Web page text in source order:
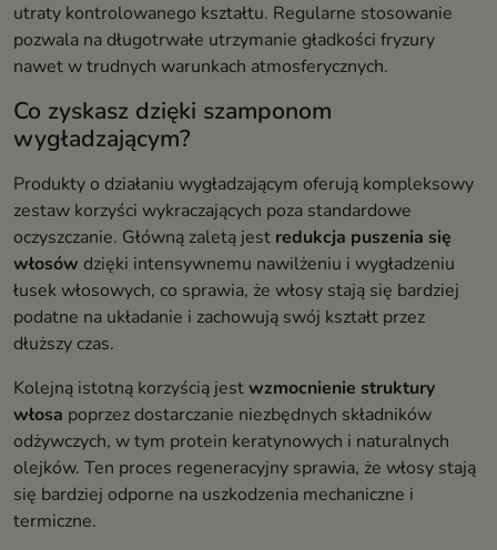
utraty kontrolowanego kształtu. Regularne stosowanie
pozwala na długotrwałe utrzymanie gładkości fryzury
nawet w trudnych warunkach atmosferycznych.
Co zyskasz dzięki szamponom
wygładzającym?
Produkty o działaniu wygładzającym oferują kompleksowy
zestaw korzyści wykraczających poza standardowe
oczyszczanie. Główną zaletą jest redukcja puszenia się
włosów dzięki intensywnemu nawilżeniu i wygładzeniu
łusek włosowych, co sprawia, że włosy stają się bardziej
podatne na układanie i zachowują swój kształt przez
dłuższy czas.
Kolejną istotną korzyścią jestwzmocnienie struktury
włosa poprzez dostarczanie niezbędnych składników
odżywczych, w tym protein keratynowych i naturalnych
olejków. Ten proces regeneracyjny sprawia, że włosy stają
się bardziej odporne na uszkodzenia mechaniczne i
termiczne.